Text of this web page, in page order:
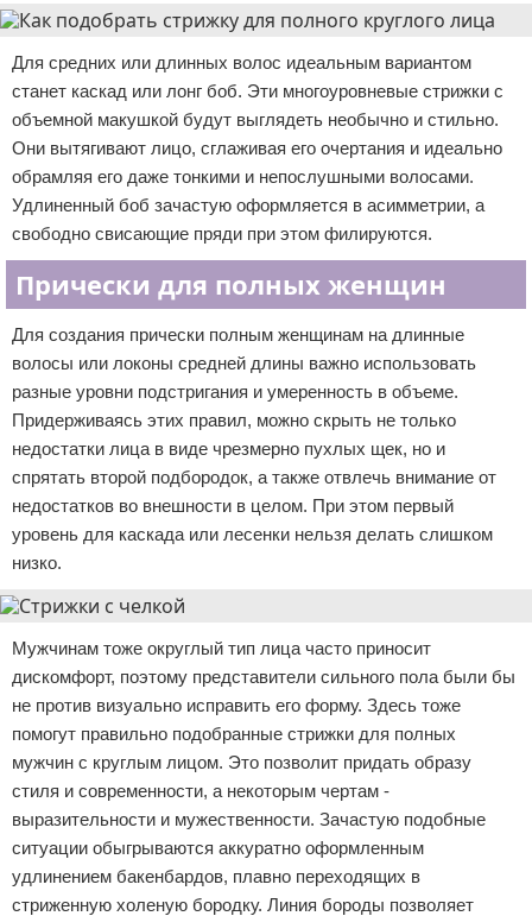
Для средних или длинных волос идеальным вариантом
станет каскад или лонг боб. Эти многоуровневые стрижки с
объемной макушкой будут выглядеть необычно и стильно.
Они вытягивают лицо, сглаживая его очертания и идеально
обрамляя его даже тонкими и непослушными волосами.
Удлиненный боб зачастую оформляется в асимметрии, а
свободно свисающие пряди при этом филируются.
Прически для полных женщин
Для создания прически полным женщинам на длинные
волосы или локоны средней длины важно использовать
разные уровни подстригания и умеренность в объеме.
Придерживаясь этих правил, можно скрыть не только
недостатки лица в виде чрезмерно пухлых щек, но и
спрятать второй подбородок, а также отвлечь внимание от
недостатков во внешности в целом. При этом первый
уровень для каскада или лесенки нельзя делать слишком
низко.
Мужчинам тоже округлый тип лица часто приносит
дискомфорт, поэтому представители сильного пола были бы
не против визуально исправить его форму. Здесь тоже
помогут правильно подобранные стрижки для полных
мужчин с круглым лицом. Это позволит придать образу
стиля и современности, а некоторым чертам -
выразительности и мужественности. Зачастую подобные
ситуации обыгрываются аккуратно оформленным
удлинением бакенбардов, плавно переходящих в
стриженную холеную бородку. Линия бороды позволяет